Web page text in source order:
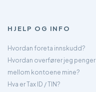
HJELP OG INFO
Hvordan foreta innskudd?
Hvordan overfører jeg penger
mellom kontoene mine?
Hva er Tax ID / TIN?